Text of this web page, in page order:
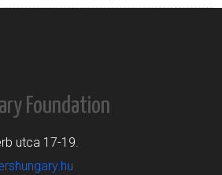
Foundation
utca 17-19.